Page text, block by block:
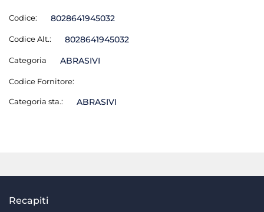
Codice: 8028641945032
Codice Alt.: 8028641945032
Categoria ABRASIVI
Codice Fornitore:
Categoria sta.: ABRASIVI
Recapiti